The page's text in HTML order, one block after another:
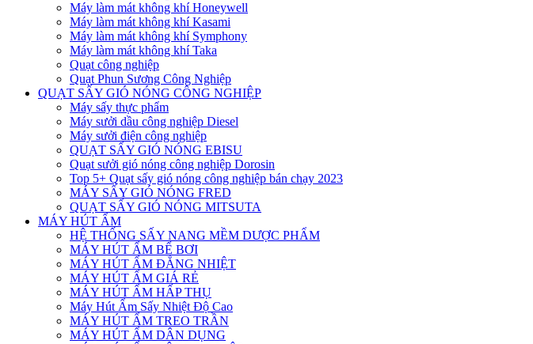
Máy làm mát không khí Honeywell
Máy làm mát không khí Kasami
Máy làm mát không khí Symphony
Máy làm mát không khí Taka
Quạt công nghiệp
Quạt Phun Sương Công Nghiệp
QUẠT SẤY GIÓ NÓNG CÔNG NGHIỆP
Máy sấy thực phẩm
Máy sưởi dầu công nghiệp Diesel
Máy sưởi điện công nghiệp
QUẠT SẤY GIÓ NÓNG EBISU
Quạt sưởi gió nóng công nghiệp Dorosin
Top 5+ Quạt sấy gió nóng công nghiệp bán chạy 2023
MÁY SẤY GIÓ NÓNG FRED
QUẠT SẤY GIÓ NÓNG MITSUTA
MÁY HÚT ẨM
HỆ THỐNG SẤY NANG MỀM DƯỢC PHẨM
MÁY HÚT ẨM BỂ BƠI
MÁY HÚT ẨM ĐẲNG NHIỆT
MÁY HÚT ẨM GIÁ RẺ
MÁY HÚT ẨM HẤP THỤ
Máy Hút Ẩm Sấy Nhiệt Độ Cao
MÁY HÚT ẨM TREO TRẦN
MÁY HÚT ẨM DÂN DỤNG